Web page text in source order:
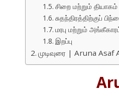
சிறை மற்றும்
சுதந்திரத்திற்குப்
மரபு மற்றும்
இறப்பு
முடிவுரை | Aruna Asaf